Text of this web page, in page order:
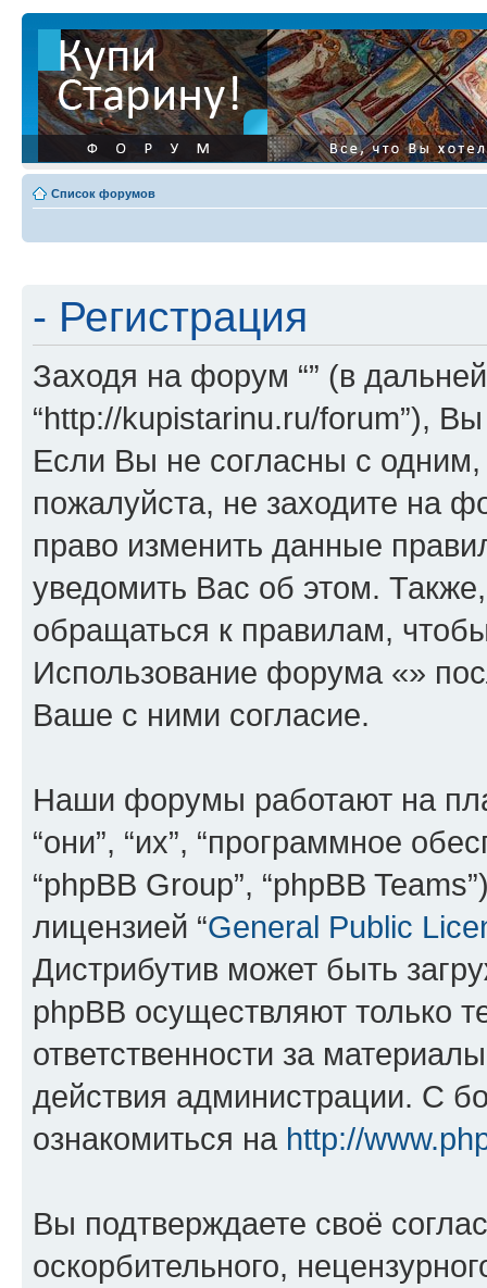
Список форумов
- Регистрация
Заходя на форум “” (в
“http://kupistarinu.ru/forum”),
Если Вы не согласны с
пожалуйста, не заходите на
право изменить данные
уведомить Вас об этом.
обращаться к правилам,
Использование форума «»
Ваше с ними согласие.
Наши форумы работают на
“они”, “их”, “программное
“phpBB Group”, “phpBB
лицензией “General Public
Дистрибутив может быть
phpBB осуществляют только
ответственности за
действия администрации. С
ознакомиться на http://
Вы подтверждаете своё
оскорбительного,